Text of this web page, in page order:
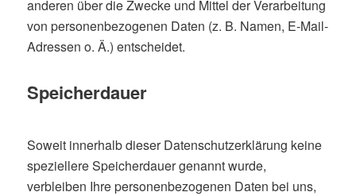
anderen über die Zwecke und Mittel der Verarbeitung
von personenbezogenen Daten (z. B. Namen, E-Mail-
Adressen o. Ä.) entscheidet.
Speicherdauer
Soweit innerhalb dieser Datenschutzerklärung keine
speziellere Speicherdauer genannt wurde,
verbleiben Ihre personenbezogenen Daten bei uns,